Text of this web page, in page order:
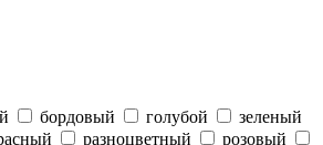
бордовый голубой
зеленый
разноцветный розовый